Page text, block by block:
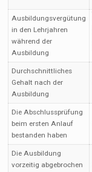
Ausbildungsvergütung
in den Lehrjahren
während der
Ausbildung
Durchschnittliches
Gehalt nach der
Ausbildung
Die Abschlussprüfung
beim ersten Anlauf
bestanden haben
Die Ausbildung
vorzeitig abgebrochen